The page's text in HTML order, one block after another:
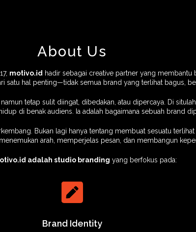
About Us
motivo.id hadir sebagai creative partner yang membantu
satu hal penting—tidak semua brand yang terlihat bagus,
tetap sulit diingat, dibedakan, atau dipercaya. Di
di benak audiens. Ia adalah bagaimana sebuah brand
Bukan lagi hanya tentang membuat sesuatu terlihat
arah, memperjelas pesan, dan membangun
adalah studio branding yang berfokus pada:
Brand Identity